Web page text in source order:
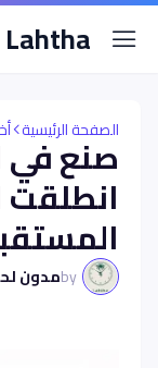
Lahtha [ لحظة ]
الصفحة الرئيسية
صنع
انطلقت
byمدون